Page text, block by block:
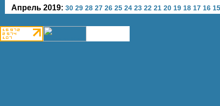
Апрель 2019: 30 29 28 27 26 25 24 23 22 21 20 19 18 17 16 15